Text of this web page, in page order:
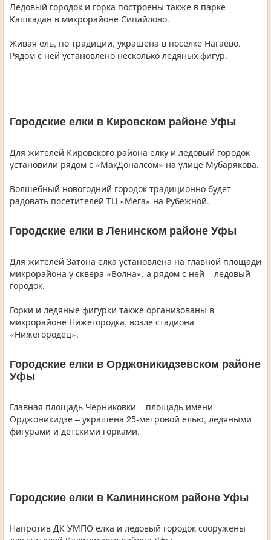
Ледовый городок и горка построены также в парке
Кашкадан в микрорайоне Сипайлово.
Живая ель, по традиции, украшена в поселке Нагаево.
Рядом с ней установлено несколько ледяных фигур.
Городские елки в Кировском районе Уфы
Для жителей Кировского района елку и ледовый городок
установили рядом с «МакДоналсом» на улице Мубарякова.
Волшебный новогодний городок традиционно будет
радовать посетителей ТЦ «Мега» на Рубежной.
Городские елки в Ленинском районе Уфы
Для жителей Затона елка установлена на главной площади
микрорайона у сквера «Волна», а рядом с ней – ледовый
городок.
Горки и ледяные фигурки также организованы в
микрорайоне Нижегородка, возле стадиона
«Нижегородец».
Городские елки в Орджоникидзевском районе
Уфы
Главная площадь Черниковки – площадь имени
Орджоникидзе – украшена 25-метровой елью, ледяными
фигурами и детскими горками.
Городские елки в Калининском районе Уфы
Напротив ДК УМПО елка и ледовый городок сооружены